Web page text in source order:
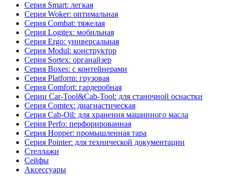
Серия Smart: легкая
Серия Woker: оптимальная
Серия Combat: тяжелая
Серия Logitex: мобильная
Серия Ergo: универсальная
Серия Modul: конструктор
Серия Sortex: органайзер
Серия Boxes: с контейнерами
Серия Platform: грузовая
Серия Comfort: гардеробная
Серии Car-Tool&Cab-Tool: для станочной оснастки
Серия Comtex: диагнастическая
Серия Cab-Oil: для хранения машинного масла
Серия Perfo: перфорированная
Серия Hopper: промышленная тара
Серия Pointer: для технической документации
Стеллажи
Сейфы
Аксессуары